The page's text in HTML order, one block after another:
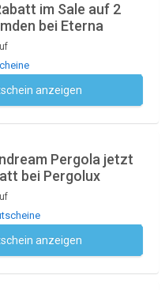
im Sale auf 2
bei Eterna
anzeigen
Pergola jetzt
bei Pergolux
anzeigen